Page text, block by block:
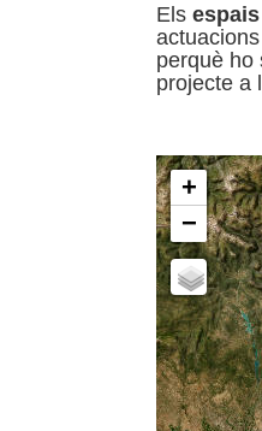
Els
perquè ho
projecte a
+
−